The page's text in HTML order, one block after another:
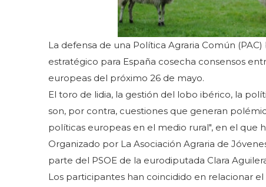
La defensa de una Política Agraria Común
estratégico para España cosecha consensos
europeas del próximo 26 de mayo.
El toro de lidia, la gestión del lobo ibérico, la
son, por contra, cuestiones que generan
políticas europeas en el medio rural", en el que
Organizado por La Asociación Agraria de
parte del PSOE de la eurodiputada Clara
Los participantes han coincidido en relacionar